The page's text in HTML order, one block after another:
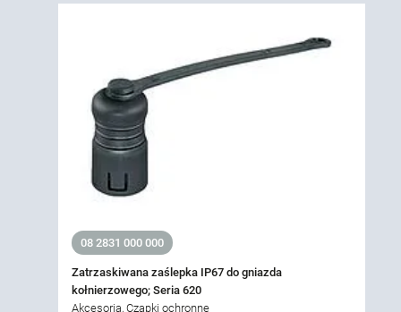
08 2831 000 000
Zatrzaskiwana zaślepka IP67 do gniazda
kołnierzowego; Seria 620
Akcesoria, Czapki ochronne